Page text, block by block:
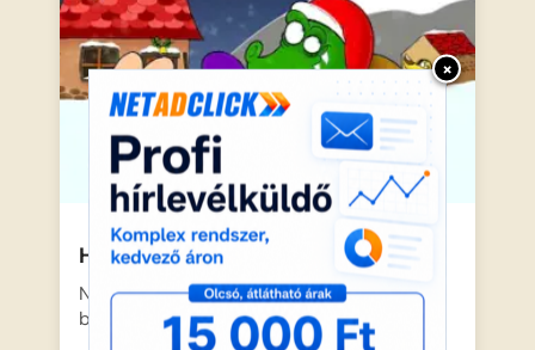
×
Hull a pelyhes
Nagy pelyhekben hull a gyönyörű fehér hó,
beborítva az egész…